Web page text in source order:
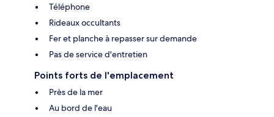
Téléphone
Rideaux occultants
Fer et planche à repasser sur demande
Pas de service d'entretien
Points forts de l'emplacement
Près de la mer
Au bord de l'eau